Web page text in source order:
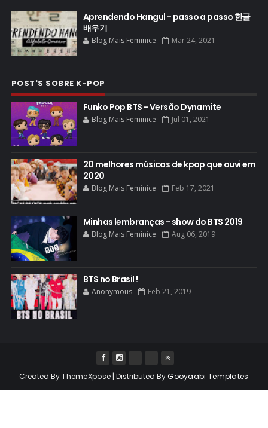
Aprendendo Hangul - passo a passo 한글
배우기
Blog Mais Feminice Mar 24, 2021
POST'S SOBRE K-POP
Funko Pop BTS - Versão Dynamite
Blog Mais Feminice Jul 01, 2021
20 melhores músicas de kpop que ouvi em
2020
Blog Mais Feminice Feb 17, 2021
Minhas lembranças - show do BTS 2019
Blog Mais Feminice Aug 06, 2019
BTS no Brasil !
Anonymous Feb 21, 2019
Created ByThemeXpose | Distributed ByGooyaabi Templates